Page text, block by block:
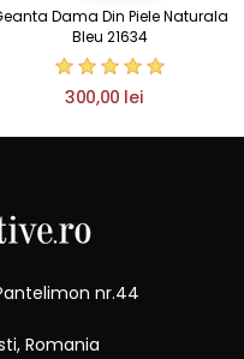
Dama Din Piele Naturala
Bleu 21634
300,00 lei
nr.44
Romania